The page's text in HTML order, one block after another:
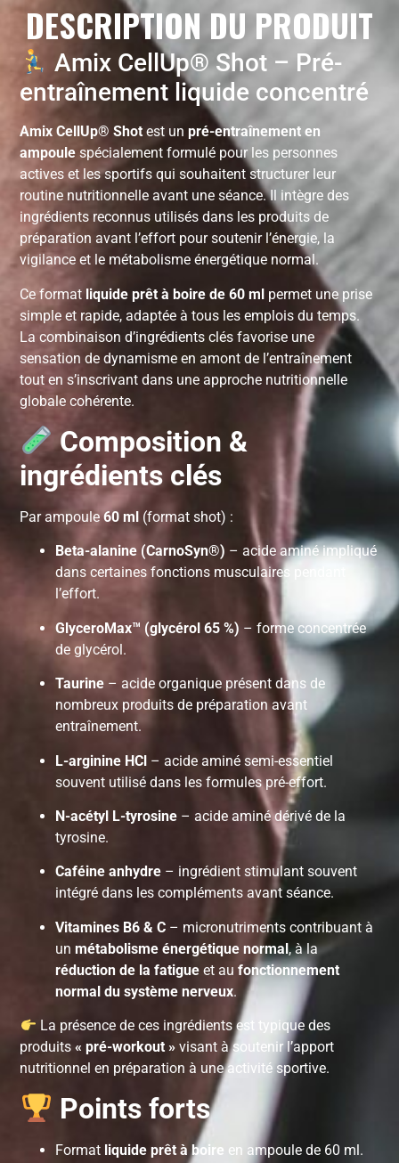
DESCRIPTION DU PRODUIT
Amix CellUp® Shot – Pré-
entraînement liquide concentré
Amix CellUp® Shotest unpré-entraînement en
ampoule spécialement formulé pour les personnes
actives et les sportifs qui souhaitent structurer leur
routine nutritionnelle avant une séance. Il intègre des
ingrédients reconnus utilisés dans les produits de
préparation avant l’effort pour soutenir l’énergie, la
vigilance et le métabolisme énergétique normal.
Ce format liquide prêt à boire de 60 ml permet une prise
simple et rapide, adaptée à tous les emplois du temps.
La combinaison d’ingrédients clés favorise une
sensation de dynamisme en amont de l’entraînement
tout en s’inscrivant dans une approche nutritionnelle
globale cohérente.
Composition &
ingrédients clés
Par ampoule60 ml (format shot) :
Beta-alanine (CarnoSyn®) – acide aminé impliqué
dans certaines fonctions musculaires pendant
l’effort.
GlyceroMax™ (glycérol 65 %) – forme concentrée
de glycérol.
Taurine – acide organique présent dans de
nombreux produits de préparation avant
entraînement.
L-arginine HCl – acide aminé semi-essentiel
souvent utilisé dans les formules pré-effort.
N-acétyl L-tyrosine – acide aminé dérivé de la
tyrosine.
Caféine anhydre – ingrédient stimulant souvent
intégré dans les compléments avant séance.
Vitamines B6 & C – micronutriments contribuant à
unmétabolisme énergétique normal, à la
réduction de la fatigue et aufonctionnement
normal du système nerveux.
La présence de ces ingrédients est typique des
produits« pré-workout » visant à soutenir l’apport
nutritionnel en préparation à une activité sportive.
Points forts
Format liquide prêt à boire en ampoule de 60 ml.